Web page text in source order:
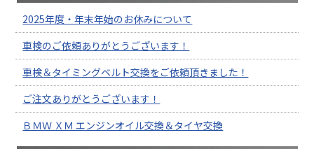
2025年度・年末年始のお休みについて
車検のご依頼ありがとうございます！
車検＆タイミングベルト交換をご依頼頂きました！
ご注文ありがとうございます！
ＢＭＷ ＸＭ エンジンオイル交換＆タイヤ交換